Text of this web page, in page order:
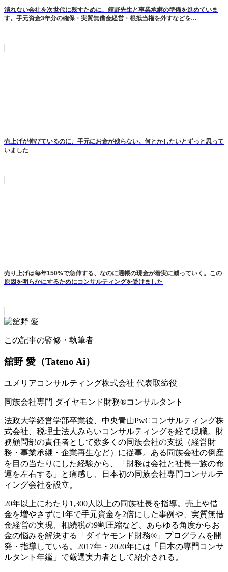
潰れない会社を次世代に残すために、舘野先生と事業承継の準備を進めていま
す。手元資金3年分の確保・実質無借金経営・根抵当権を外すなどを…
売上げが伸びているのに、手元にお金が残らない。何とかしたいとずっと思って
いました
売り上げは毎年150%で急伸する、なのに通帳の現金が着実に減っていく。この
原因を明らかにするためにコンサルティングを受けました
この記事の監修・執筆者
舘野 愛 （Tateno Ai）
ユメリアコンサルティング株式会社 代表取締役
同族会社専門 ダイヤモンド財務®コンサルタント
法政大学経営学部卒業後、中央青山PwCコンサルティング株
式会社、税理士法人みらいコンサルティングを経て現職。財
務顧問部の責任者として数多くの同族会社の支援（経営財
務・事業承継・企業再生など）に従事。ある同族会社の倒産
を目の当たりにした経験から、「財務は会社と社長一族の命
運を左右する」と痛感し、日本初の同族会社専門コンサルテ
ィング会社を設立。
20年以上にわたり1,300人以上の同族社長を指導。売上や借
金を増やさずに1年で手元資金を2倍にした事例や、実質無借
金経営の実現、相続税の9割圧縮など、あらゆる角度からお
金の悩みを解決する「ダイヤモンド財務®」プログラムを開
発・指導している。2017年・2020年には「日本の専門コンサ
ルタント年鑑」で厳選実力者として紹介される。